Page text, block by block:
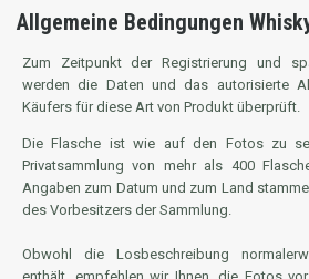
Allgemeine Bedingungen
Zum Zeitpunkt der Registrierung und
werden die Daten und das autorisierte
Käufers für diese Art von Produkt überprüft.
Die Flasche ist wie auf den Fotos zu
Privatsammlung von mehr als 400
Angaben zum Datum und zum Land
des Vorbesitzers der Sammlung.
Obwohl die Losbeschreibung